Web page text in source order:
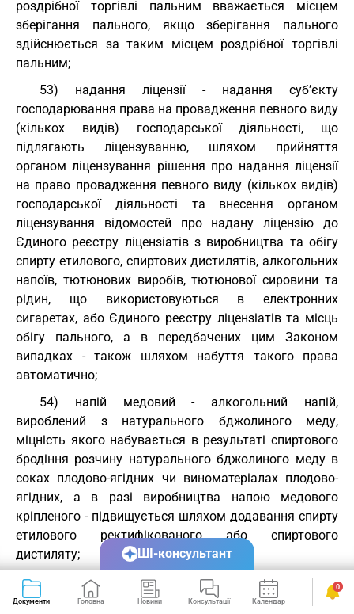
роздрібної торгівлі пальним вважається місцем
зберігання пального, якщо зберігання пального
здійснюється за таким місцем роздрібної торгівлі
пальним;
53) надання ліцензії - надання суб’єкту
господарювання права на провадження певного виду
(кількох видів) господарської діяльності, що
підлягають ліцензуванню, шляхом прийняття
органом ліцензування рішення про надання ліцензії
на право провадження певного виду (кількох видів)
господарської діяльності та внесення органом
ліцензування відомостей про надану ліцензію до
Єдиного реєстру ліцензіатів з виробництва та обігу
спирту етилового, спиртових дистилятів, алкогольних
напоїв, тютюнових виробів, тютюнової сировини та
рідин, що використовуються в електронних
сигаретах, або Єдиного реєстру ліцензіатів та місць
обігу пального, а в передбачених цим Законом
випадках - також шляхом набуття такого права
автоматично;
54) напій медовий - алкогольний напій,
вироблений з натурального бджолиного меду,
міцність якого набувається в результаті спиртового
бродіння розчину натурального бджолиного меду в
соках плодово-ягідних чи виноматеріалах плодово-
ягідних, а в разі виробництва напою медового
кріпленого - підвищується шляхом додавання спирту
етилового ректифікованого або спиртового
дистиляту;
55) невиправний брак - рідини, що містять спирт,
які утворилися на різних стадіях виробництва
Документи Головна Новини Консультації Календар Сервіси
0
ШІ-консультант